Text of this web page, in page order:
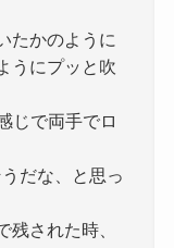
たかのように
うにプッと吹
じで両手でロ
だな、と思っ
された時、